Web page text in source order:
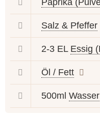
Salz & Pfeffer
2-3 EL Essig
Öl / Fett
500ml Wasser